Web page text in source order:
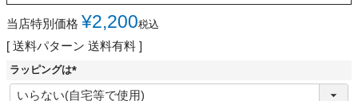
当店特別価格 ¥2,200税込
送料パターン 送料有料
ラッピングは
(
必